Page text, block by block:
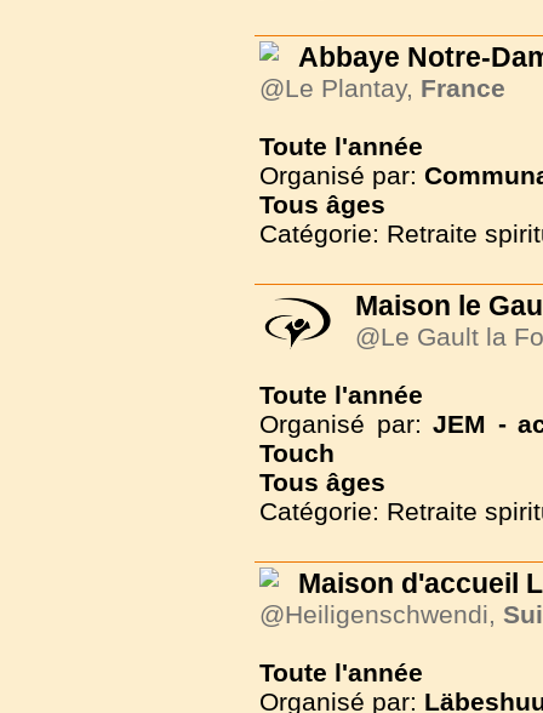
Abbaye Notre-
@Le Plantay, France
Toute l'année
Organisé par:
Tous âges
Catégorie: Retraite
Maison le
@Le Gault la
Toute l'année
Organisé par:JEM -
Touch
Tous âges
Catégorie: Retraite
Maison d'accueil
@Heiligenschwendi,
Toute l'année
Organisé par: